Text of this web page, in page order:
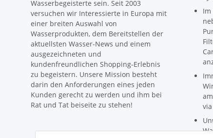
Wasserbegeisterte sein. Seit 2003
versuchen wir Interessierte in Europa mit
einer breiten Auswahl von
Wasserprodukten, dem Bereitstellen der
aktuellsten Wasser-News und einem
ausgezeichneten und
kundenfreundlichen Shopping-Erlebnis
zu begeistern. Unsere Mission besteht
darin den Anforderungen eines jeden
Kunden gerecht zu werden und ihm bei
Rat und Tat beiseite zu stehen!
Im